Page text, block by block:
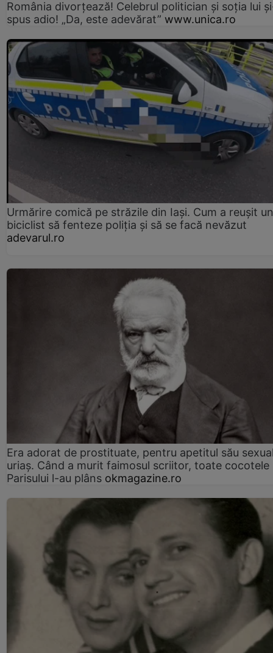
România divorțează! Celebrul politician și soția lui
spus adio! „Da, este adevărat” www.unica.ro
Urmărire comică pe străzile din Iași. Cum a reușit un
biciclist să fenteze poliția și să se facă nevăzut
adevarul.ro
Era adorat de prostituate, pentru apetitul său
uriaș. Când a murit faimosul scriitor, toate cocotele
Parisului l-au plâns okmagazine.ro